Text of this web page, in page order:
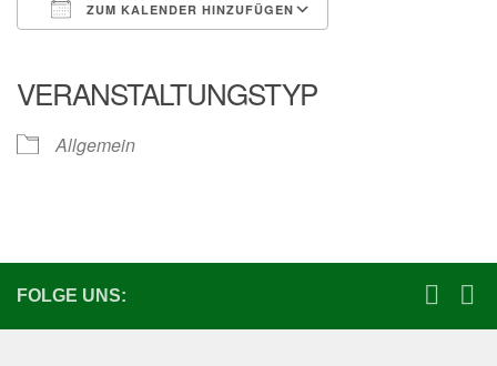
ZUM KALENDER HINZUFÜGEN
VERANSTALTUNGSTYP
Allgemein
FOLGE UNS: